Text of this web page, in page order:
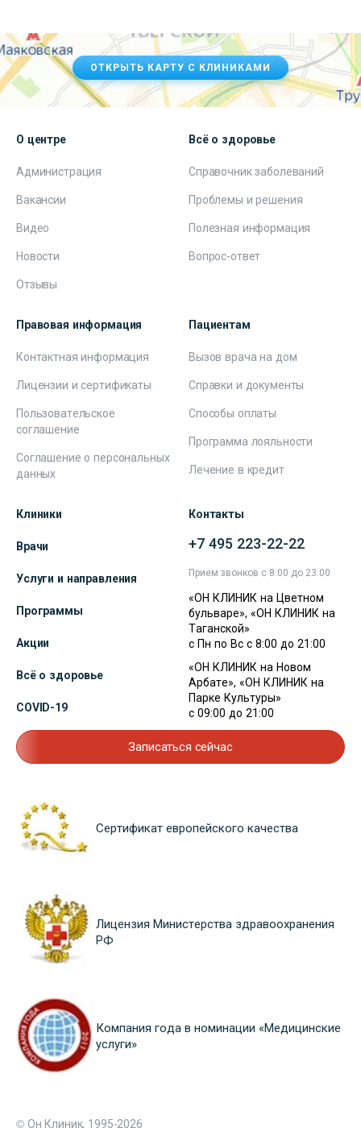
ОТКРЫТЬ КАРТУ С КЛИНИКАМИ
О центре
Администрация
Вакансии
Видео
Новости
Отзывы
Всё о здоровье
Справочник заболеваний
Проблемы и решения
Полезная информация
Вопрос-ответ
Правовая информация
Контактная информация
Лицензии и сертификаты
Пользовательское
соглашение
Соглашение о персональных
данных
Пациентам
Вызов врача на дом
Справки и документы
Способы оплаты
Программа лояльности
Лечение в кредит
Клиники
Врачи
Услуги и направления
Программы
Акции
Всё о здоровье
COVID-19
Контакты
+7 495 223-22-22
Прием звонков с 8:00 до 23:00
«ОН КЛИНИК на Цветном
бульваре», «ОН КЛИНИК на
Таганской»
с Пн по Вс с 8:00 до 21:00
«ОН КЛИНИК на Новом
Арбате», «ОН КЛИНИК на
Парке Культуры»
с 09:00 до 21:00
Записаться сейчас
Сертификат европейского качества
Лицензия Министерства здравоохранения
РФ
Компания года в номинации «Медицинские
услуги»
© Он Клиник, 1995-2026